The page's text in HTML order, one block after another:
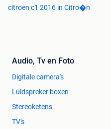
citroen c1 2016 in Citro�n
Audio, Tv en Foto
Digitale camera's
Luidspreker boxen
Stereoketens
TV's